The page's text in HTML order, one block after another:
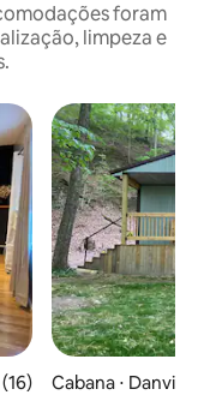
foram
limpeza e
uma avaliação média
Cabana ⋅ Danville